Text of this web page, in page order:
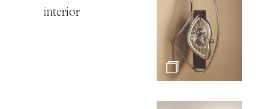
interior